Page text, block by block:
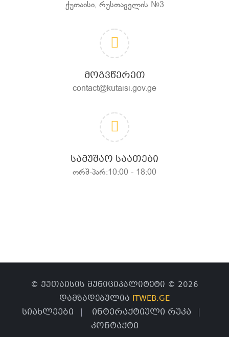
ქუთაისი, რუსთაველის №3
ᲛᲝᲒᲕᲬᲔᲠᲔᲗ
contact@kutaisi.gov.ge
ᲡᲐᲛᲣᲨᲐᲝ ᲡᲐᲐᲗᲔᲑᲘ
ორშ-პარ:10:00 - 18:00
© ქუთაისის მუნიციპალიტეტი © 2026
დამზადებულია ITWEB.GE
სიახლეები
ინტერაქტიული რუკა
კონტაქტი